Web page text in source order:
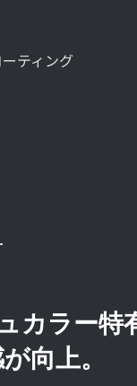
ティング
カラー特
向上。